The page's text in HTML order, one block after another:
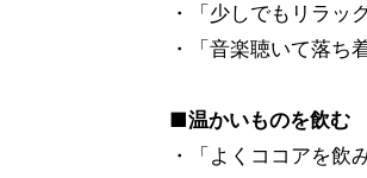
・「少しでもリラ
・「音楽聴いて落ち
■温かいものを飲む
・「よくココアを飲